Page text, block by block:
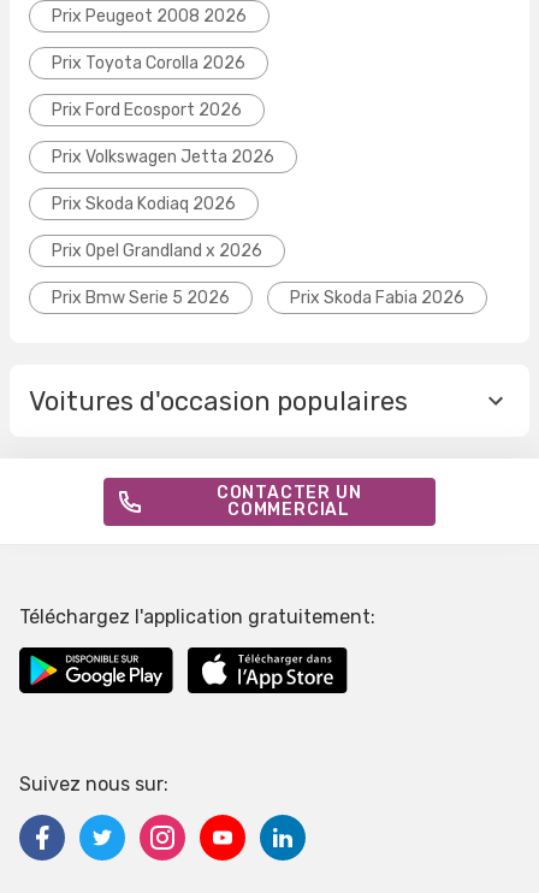
Prix Peugeot 2008 2026
Prix Toyota Corolla 2026
Prix Ford Ecosport 2026
Prix Volkswagen Jetta 2026
Prix Skoda Kodiaq 2026
Prix Opel Grandland x 2026
Prix Bmw Serie 5 2026 Prix Skoda Fabia 2026
Voitures d'occasion populaires
CONTACTER UN
COMMERCIAL
Téléchargez l'application gratuitement:
Suivez nous sur: